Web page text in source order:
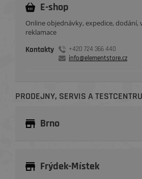
E-shop
Online objednávky, expedice, dodání,
reklamace
Kontakty
+420 724 366 440
info@elementstore.cz
PRODEJNY, SERVIS A
Brno
Frýdek-Místek